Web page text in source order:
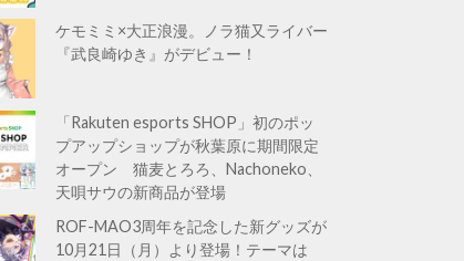
ケモミミ×大正浪漫。ノラ猫又ライバー
『武良崎ゆき』がデビュー！
「Rakuten esports SHOP」初のポッ
プアップショップが秋葉原に期間限定
オープン 猫麦とろろ、Nachoneko、
天唄サウの新商品が登場
ROF-MAO3周年を記念した新グッズが
10月21日（月）より登場！テーマは